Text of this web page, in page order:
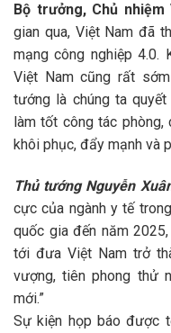
Bộ trưởng, Chủ
gian qua, Việt Nam đã
mạng công nghiệp 4.0.
Việt Nam cũng rất
tướng là chúng ta
làm tốt công tác phòng,
khôi phục, đẩy mạnh và
Thủ tướng Nguyễn
cực của ngành y tế
quốc gia đến năm
tới đưa Việt Nam trở
vượng, tiên phong thử
mới.”
Sự kiện họp báo được